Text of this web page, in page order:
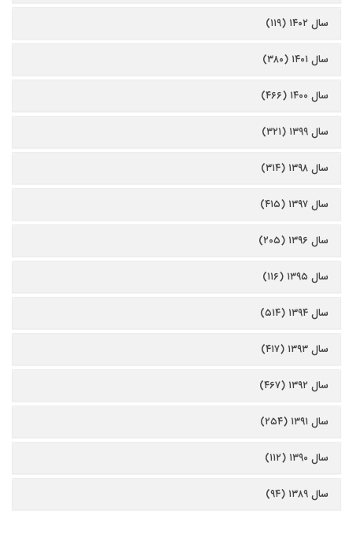
سال ۱۴۰۲ (۱۱۹)
سال ۱۴۰۱ (۳۸۰)
سال ۱۴۰۰ (۴۶۶)
سال ۱۳۹۹ (۳۲۱)
سال ۱۳۹۸ (۳۱۴)
سال ۱۳۹۷ (۴۱۵)
سال ۱۳۹۶ (۲۰۵)
سال ۱۳۹۵ (۱۱۶)
سال ۱۳۹۴ (۵۱۴)
سال ۱۳۹۳ (۴۱۷)
سال ۱۳۹۲ (۴۶۷)
سال ۱۳۹۱ (۲۵۴)
سال ۱۳۹۰ (۱۱۲)
سال ۱۳۸۹ (۹۴)